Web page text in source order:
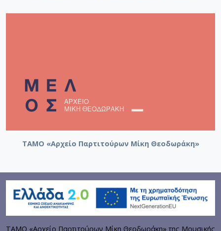
ΤΑΜΟ «Αρχείο Παρτιτούρων Μίκη Θεοδωράκη»
ΤΑΜΟ «Αρχείο Παρτιτούρων Μίκη Θεοδωράκη» της Μουσικής